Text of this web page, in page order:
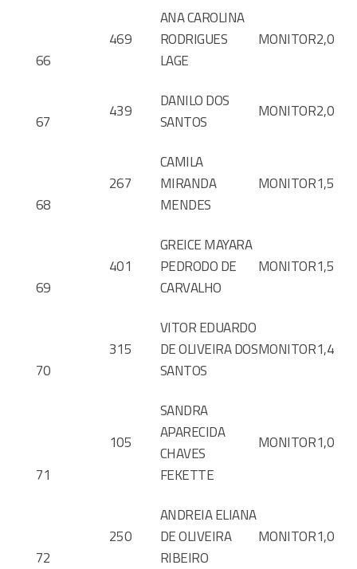
66
469
ANA CAROLINA
RODRIGUES
LAGE
MONITOR2,0
67
439
DANILO DOS
SANTOS
MONITOR2,0
68
267
CAMILA
MIRANDA
MENDES
MONITOR1,5
69
401
GREICE MAYARA
PEDRODO DE
CARVALHO
MONITOR1,5
70
315
VITOR EDUARDO
DE OLIVEIRA DOS
SANTOS
MONITOR1,4
71
105
SANDRA
APARECIDA
CHAVES
FEKETTE
MONITOR1,0
72
250
ANDREIA ELIANA
DE OLIVEIRA
RIBEIRO
MONITOR1,0